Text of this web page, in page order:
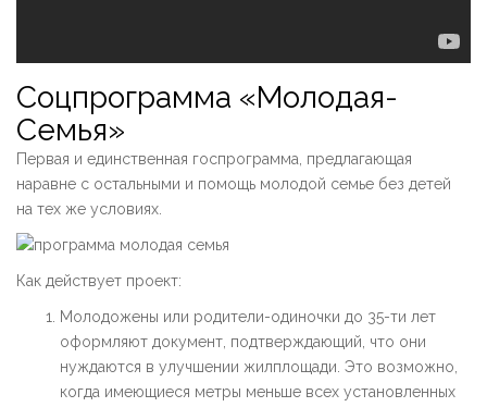
Соцпрограмма «Молодая-
Семья»
Первая и единственная госпрограмма, предлагающая
наравне с остальными и помощь молодой семье без детей
на тех же условиях.
Как действует проект:
Молодожены или родители-одиночки до 35-ти лет
оформляют документ, подтверждающий, что они
нуждаются в улучшении жилплощади. Это возможно,
когда имеющиеся метры меньше всех установленных